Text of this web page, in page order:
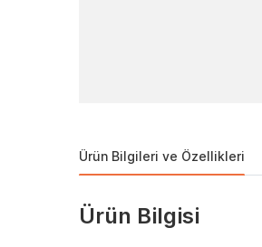
Ürün Bilgileri ve Özellikleri
Ürün Bilgisi